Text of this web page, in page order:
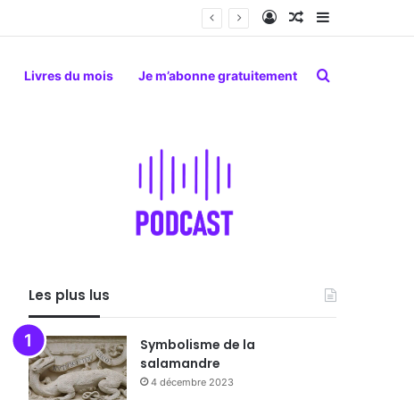
Connexion
Article Aléatoire
Sidebar
Livres du mois Je m’abonne gratuitement Rechercher
Les plus lus
Symbolisme de la
salamandre
4 décembre 2023